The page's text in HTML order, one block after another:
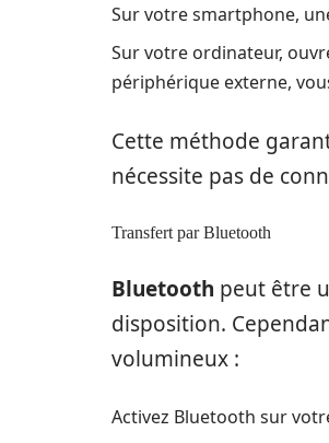
Sur votre smartphone,
Sur votre ordinateur,
périphérique externe,
Cette méthode
nécessite pas de
Transfert par Bluetooth
Bluetooth peut être
disposition.
volumineux :
Activez Bluetooth sur